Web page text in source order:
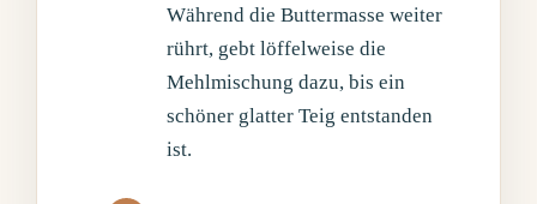
Während die Buttermasse weiter
rührt, gebt löffelweise die
Mehlmischung dazu, bis ein
schöner glatter Teig entstanden
ist.